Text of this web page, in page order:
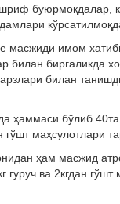
имом
билан биргаликда
билан
ҳаммаси бўлиб
маҳсулотлари
ҳам масжид
ва 2кгдан